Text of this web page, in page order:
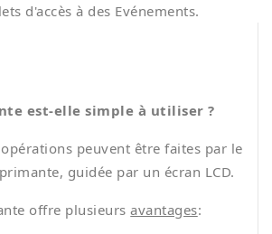
d'accès à des Evénements.
est-elle simple à utiliser ?
opérations peuvent être faites par le
guidée par un écran LCD.
offre plusieursavantages: